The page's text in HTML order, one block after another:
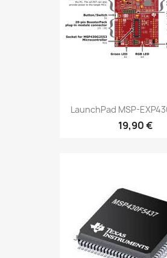
LaunchPad MSP-
19,90 €